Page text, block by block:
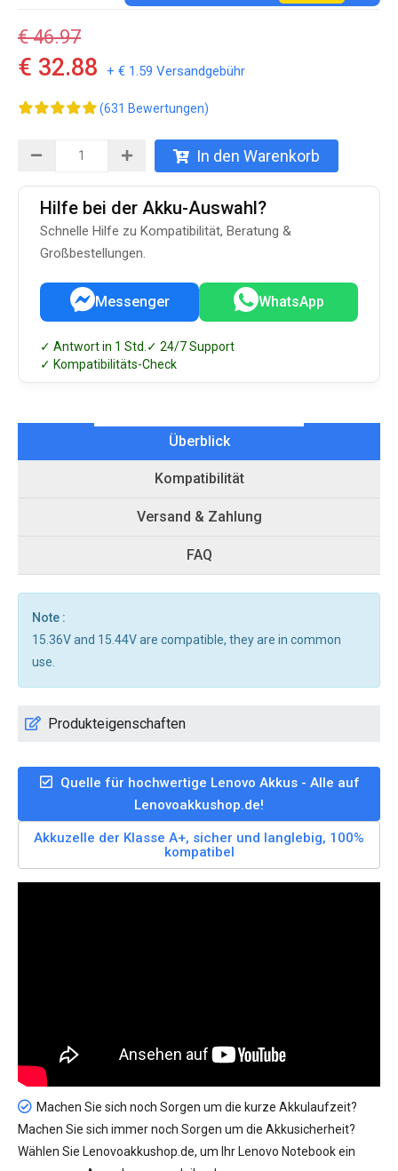
€ 46.97
€ 32.88 + € 1.59 Versandgebühr
(631 Bewertungen)
In den Warenkorb
Hilfe bei der Akku-Auswahl?
Schnelle Hilfe zu Kompatibilität, Beratung &
Großbestellungen.
Messenger WhatsApp
✓ Antwort in 1 Std. ✓ 24/7 Support
✓ Kompatibilitäts-Check
Überblick
Kompatibilität
Versand & Zahlung
FAQ
Note :
15.36V and 15.44V are compatible, they are in common
use.
Produkteigenschaften
Quelle für hochwertige Lenovo Akkus - Alle auf
Lenovoakkushop.de!
Akkuzelle der Klasse A+, sicher und langlebig, 100%
kompatibel
Machen Sie sich noch Sorgen um die kurze Akkulaufzeit?
Machen Sie sich immer noch Sorgen um die Akkusicherheit?
Wählen Sie Lenovoakkushop.de, um Ihr Lenovo Notebook ein